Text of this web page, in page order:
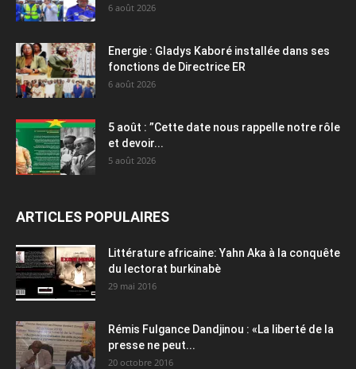
6 août 2026
Energie : Gladys Kaboré installée dans ses
fonctions de Directrice ER
6 août 2026
5 août : ”Cette date nous rappelle notre rôle
et devoir...
5 août 2026
ARTICLES POPULAIRES
Littérature africaine: Yahn Aka à la conquête
du lectorat burkinabè
29 mai 2016
Rémis Fulgance Dandjinou : «La liberté de la
presse ne peut...
20 octobre 2016